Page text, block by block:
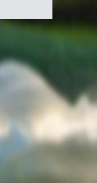
du